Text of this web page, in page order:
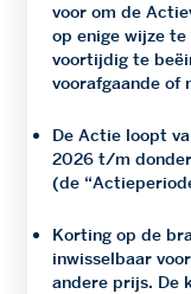
voor om de
op enige wijze
voortijdig te
voorafgaande of
De Actie loopt
2026 t/m
(de
Korting op de
inwisselbaar
andere prijs. De